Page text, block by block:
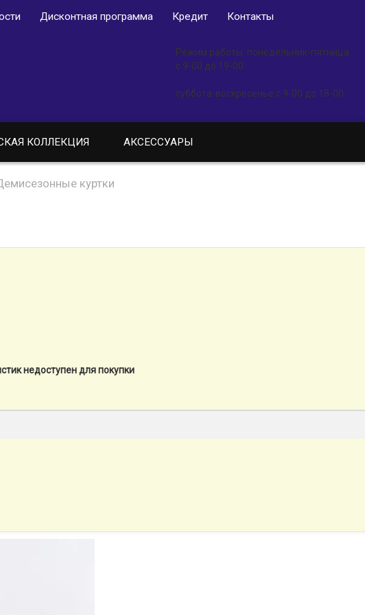
Дисконтная программа Кредит Контакты
Режим работы: понедельник-пятница
с 9-00 до 19-00
суббота-воскресенье с 9-00 до 18-00
КОЛЛЕКЦИЯ АКСЕССУАРЫ
куртки
недоступен для покупки